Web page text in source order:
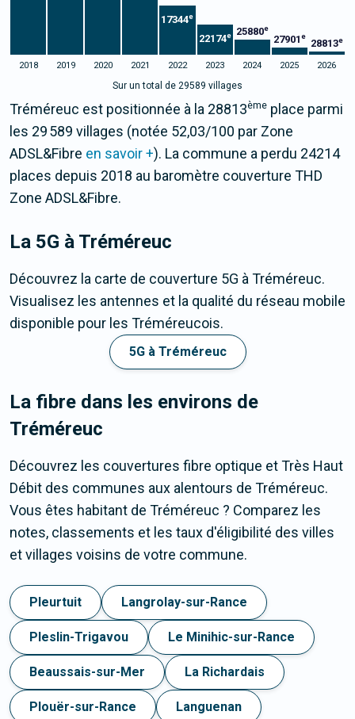
17344e
22174e 25880e
27901 e
28813e
2018 2019 2020 2021 2022 2023 2024 2025 2026
Sur un total de 29589 villages
Tréméreuc est positionnée à la 28813ème place parmi
les 29 589 villages (notée 52,03/100 par Zone
ADSL&Fibre en savoir +). La commune a perdu 24214
places depuis 2018 au baromètre couverture THD
Zone ADSL&Fibre.
La 5G à Tréméreuc
Découvrez la carte de couverture 5G à Tréméreuc.
Visualisez les antennes et la qualité du réseau mobile
disponible pour les Tréméreucois.
5G à Tréméreuc
La fibre dans les environs de
Tréméreuc
Découvrez les couvertures fibre optique et Très Haut
Débit des communes aux alentours de Tréméreuc.
Vous êtes habitant de Tréméreuc ? Comparez les
notes, classements et les taux d'éligibilité des villes
et villages voisins de votre commune.
Pleurtuit Langrolay-sur-Rance
Pleslin-Trigavou Le Minihic-sur-Rance
Beaussais-sur-Mer La Richardais
Plouër-sur-Rance Languenan